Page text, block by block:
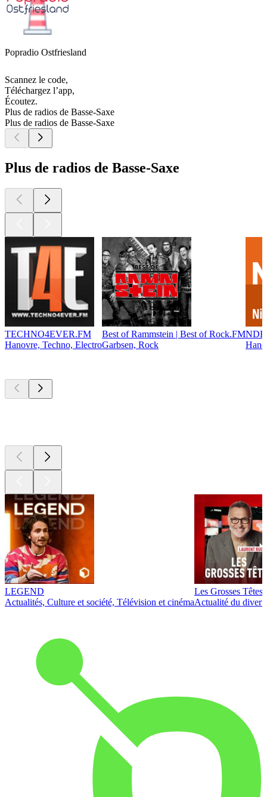
Popradio Ostfriesland
Scannez le code,
Téléchargez l’app,
Écoutez.
Plus de radios de Basse-Saxe
Plus de radios de Basse-Saxe
Plus de radios de Basse-Saxe
TECHNO4EVER.FM
Hanovre, Techno, Electro
Best of Rammstein | Best of Rock.FM
Garbsen, Rock
NDR
LEGEND
Actualités, Culture et société, Télévision et cinéma
Les Grosses Têtes
Actualité du